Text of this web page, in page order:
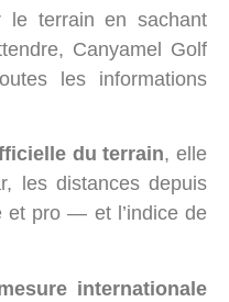
le terrain en sachant
Canyamel Golf
les informations
du terrain, elle
les distances depuis
pro — et l’indice de
internationale